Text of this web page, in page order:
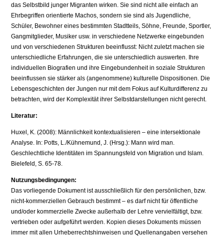
das Selbstbild junger Migranten wirken. Sie sind nicht alle einfach an
Ehrbegriffen orientierte Machos, sondern sie sind als Jugendliche,
Schüler, Bewohner eines bestimmten Stadtteils, Söhne, Freunde, Sportler,
Gangmitglieder, Musiker usw. in verschiedene Netzwerke eingebunden
und von verschiedenen Strukturen beeinflusst: Nicht zuletzt machen sie
unterschiedliche Erfahrungen, die sie unterschiedlich auswerten. Ihre
individuellen Biografien und ihre Eingebundenheit in soziale Strukturen
beeinflussen sie stärker als (angenommene) kulturelle Dispositionen. Die
Lebensgeschichten der Jungen nur mit dem Fokus auf Kulturdifferenz zu
betrachten, wird der Komplexität ihrer Selbstdarstellungen nicht gerecht.
Literatur:
Huxel, K. (2008): Männlichkeit kontextualisieren – eine intersektionale
Analyse. In: Potts, L./Kühnemund, J. (Hrsg.): Mann wird man.
Geschlechtliche Identitäten im Spannungsfeld von Migration und Islam.
Bielefeld, S. 65-78.
Nutzungsbedingungen:
Das vorliegende Dokument ist ausschließlich für den persönlichen, bzw.
nicht-kommerziellen Gebrauch bestimmt – es darf nicht für öffentliche
und/oder kommerzielle Zwecke außerhalb der Lehre vervielfältigt, bzw.
vertrieben oder aufgeführt werden. Kopien dieses Dokuments müssen
immer mit allen Urheberrechtshinweisen und Quellenangaben versehen